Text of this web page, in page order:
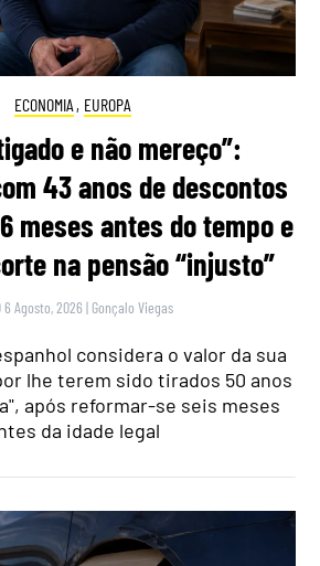
ECONOMIA , EUROPA
e não mereço”:
43 anos de descontos
meses antes do tempo e
na pensão “injusto”
6 Agosto, 2026 | Gonçalo Viegas
considera o valor da sua
lhe terem sido tirados 50 anos
após reformar-se seis meses
da idade legal